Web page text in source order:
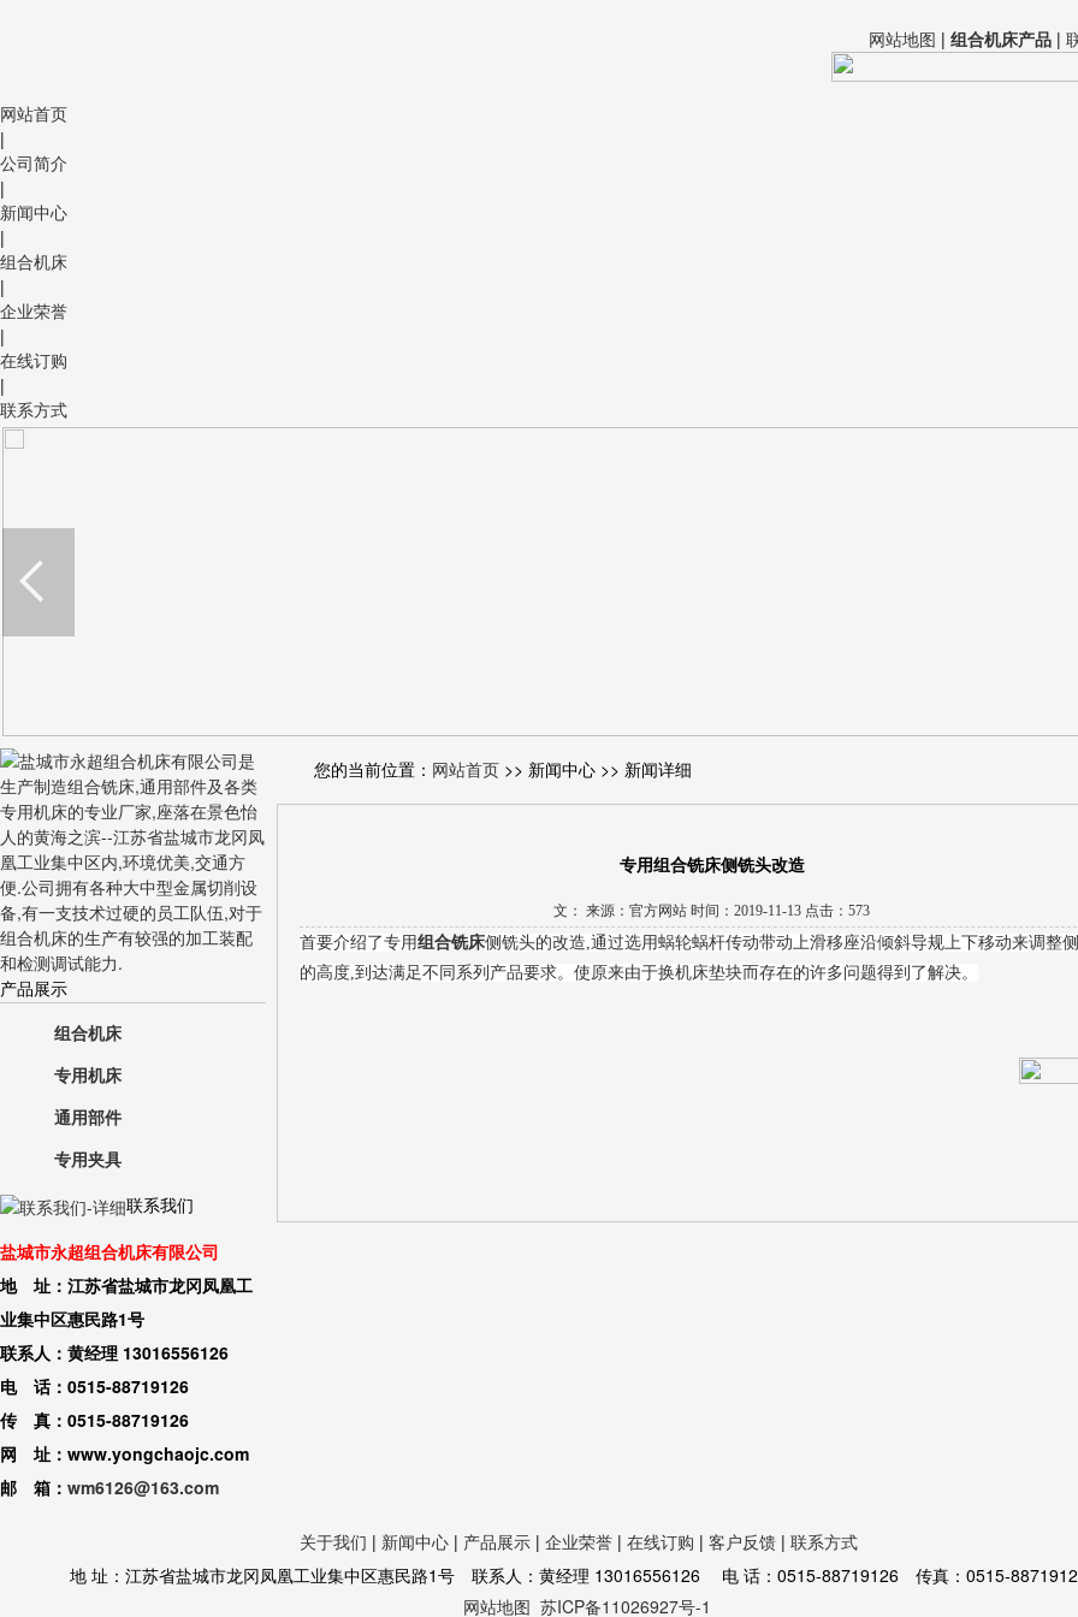
网站地图 | 组合机床产品 |
网站首页
|
公司简介
|
新闻中心
|
组合机床
|
企业荣誉
|
在线订购
|
联系方式
产品展示
组合机床
专用机床
通用部件
专用夹具
联系我们
盐城市永超组合机床有限公司
地 址：江苏省盐城市龙冈凤凰工
业集中区惠民路1号
联系人：黄经理 13016556126
电 话：0515-88719126
传 真：0515-88719126
网 址：www.yongchaojc.com
邮 箱： wm6126@163.com
您的当前位置： 网站首页 >> 新闻中心 >> 新闻详细
专用组合铣床侧铣头改造
文： 来源：官方网站 时间：2019-11-13 点击：573
首要介绍了专用组合铣床侧铣头的改造,通过选用蜗轮蜗杆传动带动上滑移座沿倾斜导规上下移动来调整
的高度,到达满足不同系列产品要求。使原来由于换机床垫块而存在的许多问题得到了解决。
关于我们 | 新闻中心 | 产品展示 | 企业荣誉 | 在线订购 | 客户反馈 | 联系方式
地 址：江苏省盐城市龙冈凤凰工业集中区惠民路1号 联系人：黄经理 13016556126 电 话：0515-88719126 传真：0515-
网站地图 苏ICP备11026927号-1